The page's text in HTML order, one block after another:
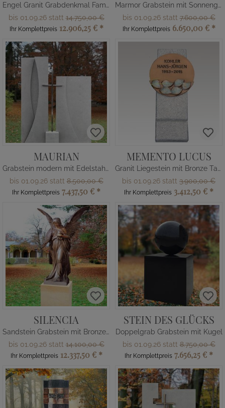
Engel Granit Grabdenkmal Familiengrab
bis 01.09.26 statt14.750,00 €
Ihr Komplettpreis 12.906,25 € *
Marmor Grabstein mit Sonnenglas
bis 01.09.26 statt7.600,00 €
Ihr Komplettpreis 6.650,00 € *
MAURIAN
Grabstein modern mit Edelstahl Kreuz
bis 01.09.26 statt8.500,00 €
Ihr Komplettpreis 7.437,50 € *
MEMENTO LUCUS
Granit Liegestein mit Bronze Tafel & Blatt Ornament
bis 01.09.26 statt 3.900,00 €
Ihr Komplettpreis 3.412,50 € *
SILENCIA
Sandstein Grabstein mit Bronze Engel
bis 01.09.26 statt14.100,00 €
Ihr Komplettpreis 12.337,50 € *
STEIN DES GLÜCKS
Doppelgrab Grabstein mit Kugel
bis 01.09.26 statt8.750,00 €
Ihr Komplettpreis 7.656,25 € *